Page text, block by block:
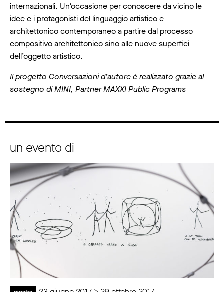
internazionali. Un’occasione per conoscere da vicino le
idee e i protagonisti del linguaggio artistico e
architettonico contemporaneo a partire dal processo
compositivo architettonico sino alle nuove superfici
dell’oggetto artistico.
Il progetto Conversazioni d’autore è realizzato grazie al
sostegno di MINI, Partner MAXXI Public Programs
un evento di